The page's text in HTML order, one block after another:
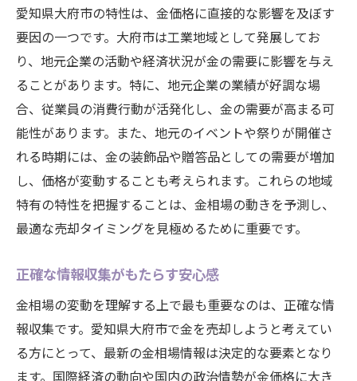
地元企業の動きが相場に及ぼす影響
地方自治体の政策と金の価格変動
金売却における最適なタイミングを見極める方
法
市場のトレンドを分析する技術
歴史的データから学ぶ売却時期の選択
季節ごとの相場変動とその特徴
売却タイミングを逃さない為のチェックリ
スト
リスクを最小限にするタイミング戦略
賢く金を売却するための最新市場情報の活用法
インターネットを活用した相場情報収集
最新ニュースの正しい読み方
愛知県大府市の特性は、金価格に直接的な影響を及ぼす
要因の一つです。大府市は工業地域として発展してお
り、地元企業の活動や経済状況が金の需要に影響を与え
ることがあります。特に、地元企業の業績が好調な場
合、従業員の消費行動が活発化し、金の需要が高まる可
能性があります。また、地元のイベントや祭りが開催さ
れる時期には、金の装飾品や贈答品としての需要が増加
し、価格が変動することも考えられます。これらの地域
特有の特性を把握することは、金相場の動きを予測し、
最適な売却タイミングを見極めるために重要です。
正確な情報収集がもたらす安心感
金相場の変動を理解する上で最も重要なのは、正確な情
報収集です。愛知県大府市で金を売却しようと考えてい
る方にとって、最新の金相場情報は決定的な要素となり
ます。国際経済の動向や国内の政治情勢が金価格に大き